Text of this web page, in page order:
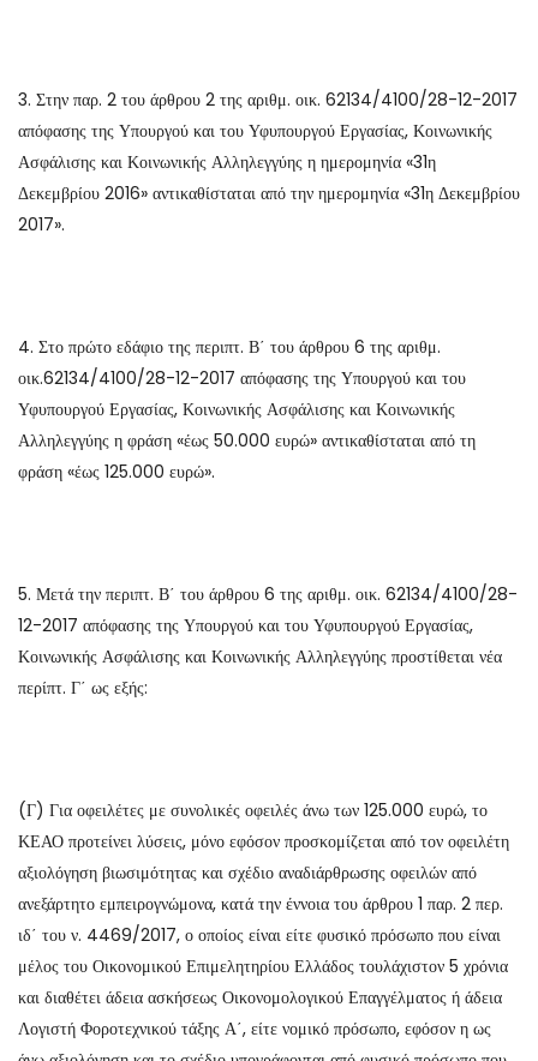
3. Στην παρ. 2 του άρθρου 2 της αριθμ. οικ. 62134/4100/28-12-2017
απόφασης της Υπουργού και του Υφυπουργού Εργασίας, Κοινωνικής
Ασφάλισης και Κοινωνικής Αλληλεγγύης η ημερομηνία «31η
Δεκεμβρίου 2016» αντικαθίσταται από την ημερομηνία «31η Δεκεμβρίου
2017».
4. Στο πρώτο εδάφιο της περιπτ. Β΄ του άρθρου 6 της αριθμ.
οικ.62134/4100/28-12-2017 απόφασης της Υπουργού και του
Υφυπουργού Εργασίας, Κοινωνικής Ασφάλισης και Κοινωνικής
Αλληλεγγύης η φράση «έως 50.000 ευρώ» αντικαθίσταται από τη
φράση «έως 125.000 ευρώ».
5. Μετά την περιπτ. Β΄ του άρθρου 6 της αριθμ. οικ. 62134/4100/28-
12-2017 απόφασης της Υπουργού και του Υφυπουργού Εργασίας,
Κοινωνικής Ασφάλισης και Κοινωνικής Αλληλεγγύης προστίθεται νέα
περίπτ. Γ΄ ως εξής:
(Γ) Για οφειλέτες με συνολικές οφειλές άνω των 125.000 ευρώ, το
ΚΕΑΟ προτείνει λύσεις, μόνο εφόσον προσκομίζεται από τον οφειλέτη
αξιολόγηση βιωσιμότητας και σχέδιο αναδιάρθρωσης οφειλών από
ανεξάρτητο εμπειρογνώμονα, κατά την έννοια του άρθρου 1 παρ. 2 περ.
ιδ΄ του ν. 4469/2017, ο οποίος είναι είτε φυσικό πρόσωπο που είναι
μέλος του Οικονομικού Επιμελητηρίου Ελλάδος τουλάχιστον 5 χρόνια
και διαθέτει άδεια ασκήσεως Οικονομολογικού Επαγγέλματος ή άδεια
Λογιστή Φοροτεχνικού τάξης Α΄, είτε νομικό πρόσωπο, εφόσον η ως